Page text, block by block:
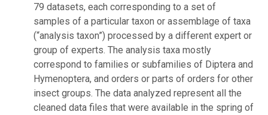
79 datasets, each corresponding to a set of
samples of a particular taxon or assemblage of taxa
(“analysis taxon”) processed by a different expert or
group of experts. The analysis taxa mostly
correspond to families or subfamilies of Diptera and
Hymenoptera, and orders or parts of orders for other
insect groups. The data analyzed represent all the
cleaned data files that were available in the spring of